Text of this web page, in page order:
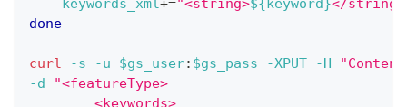
done
curl -s -u $gs_user: $gs_pass -XPUT -H
-d
"<featureType>
        <keywords>